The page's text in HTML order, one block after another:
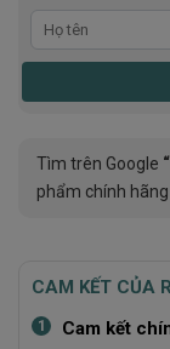
Tìm trên Google
phẩm chính
CAM KẾT CỦA
1 Cam kết